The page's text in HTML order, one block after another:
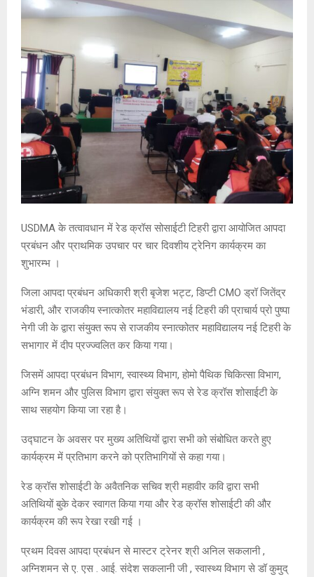
USDMA के तत्वावधान में रेड क्रॉस सोसाईटी टिहरी द्वारा आयोजित आपदा
प्रबंधन और प्राथमिक उपचार पर चार दिवशीय ट्रेनिग कार्यक्रम का
शुभारम्भ ।
जिला आपदा प्रबंधन अधिकारी श्री बृजेश भट्ट, डिप्टी CMO ड्रॉ जितेंद्र
भंडारी, और राजकीय स्नात्कोतर महाविद्यालय नई टिहरी की प्राचार्य प्रो पुष्पा
नेगी जी के द्वारा संयुक्त रूप से राजकीय स्नात्कोतर महाविद्यालय नई टिहरी के
सभागार में दीप प्रज्ज्वलित कर किया गया।
जिसमें आपदा प्रबंधन विभाग, स्वास्थ्य विभाग, होमो पैथिक चिकित्सा विभाग,
अग्नि शमन और पुलिस विभाग द्वारा संयुक्त रूप से रेड क्रॉस शोसाईटी के
साथ सहयोग किया जा रहा है।
उद्घाटन के अवसर पर मुख्य अतिथियों द्वारा सभी को संबोधित करते हुए
कार्यक्रम में प्रतिभाग करने को प्रतिभागियों से कहा गया।
रेड क्रॉस शोसाईटी के अवैतनिक सचिव श्री महावीर कवि द्वारा सभी
अतिथियों बुके देकर स्वागत किया गया और रेड क्रॉस शोसाईटी की और
कार्यक्रम की रूप रेखा रखी गई ।
प्रथम दिवस आपदा प्रबंधन से मास्टर ट्रेनर श्री अनिल सकलानी ,
अग्निशमन से ए. एस . आई. संदेश सकलानी जी , स्वास्थ्य विभाग से डॉ कुमुद्